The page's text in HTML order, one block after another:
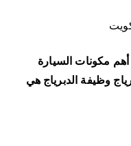
مكونات السيارة
وظيفة الدبرياج هي